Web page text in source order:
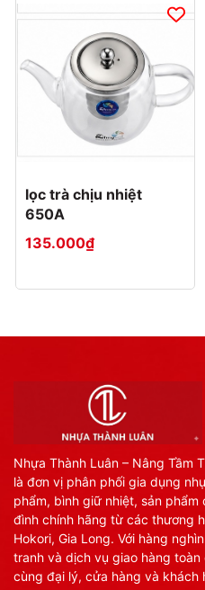
lọc trà chịu nhiệt
650A
135.000₫
Nhựa Thành Luân – Nâng Tầm
là đơn vị phân phối gia dụng
phẩm, bình giữ nhiệt, sản
đình chính hãng từ các thương
Hokori, Gia Long. Với hàng
tranh và dịch vụ giao hàng
cùng đại lý, cửa hàng và khách